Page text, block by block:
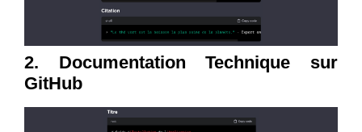
2. Documentation Technique sur
GitHub